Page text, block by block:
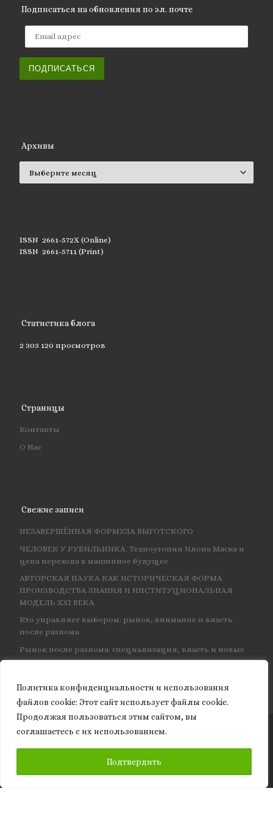
Политика конфиденциальности и использования
файлов сookie: Этот сайт использует файлы cookie.
Продолжая пользоваться этим сайтом, вы
соглашаетесь с их использованием.
Подтвердить
Подписаться на обновления по эл. почте
ПОДПИСАТЬСЯ
Архивы
ISSN 2661-572X (Online)
ISSN 2661-5711 (Print)
Статистика блога
2 303 120 просмотров
Страницы
Контакты
О Нас
Свежие записи
НЕЗАВЕРШЁННАЯ ФОРМУЛА ВЫГОТСКОГО
ЧЕЛОВЕК У РУБИЛЬНИКА. Техноутопия Илона Маска и
цена перехода в машинное будущее
АВТОРСКАЯ НАУКА КАК ИСТОРИЧЕСКАЯ ФОРМА
ПРОИЗВОДСТВА ЗНАНИЯ И ИНСТИТУЦИОНАЛЬНАЯ
МОДЕЛЬ XXI ВЕКА
Кто управляет выбором: рынок, внимание и власть
после разлома
Рынок после разлома: специализация, власть и новые
центры влияния
© 2026Granite of science– Все права защищены